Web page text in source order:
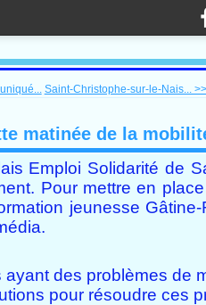
Saint-Christophe-sur-le-Nais... >>
matinée de la
Emploi Solidarité de
Pour mettre en
jeunesse
des problèmes de
pour résoudre ces